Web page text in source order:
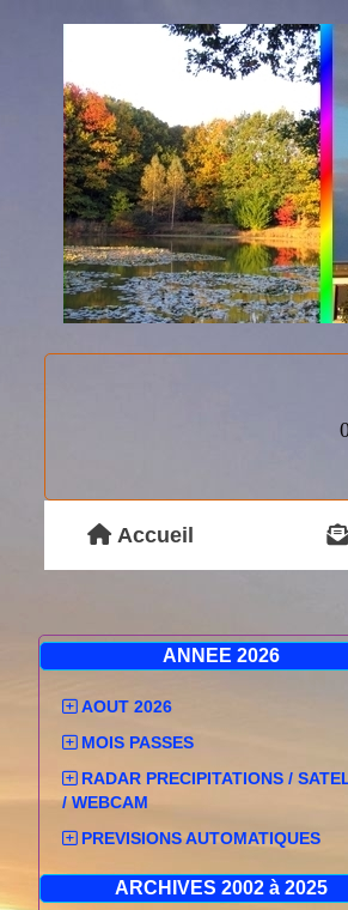
Accueil
ANNEE 2026
AOUT 2026
MOIS PASSES
RADAR PRECIPITATIONS /
/ WEBCAM
PREVISIONS AUTOMATIQUES
ARCHIVES 2002 à 2025